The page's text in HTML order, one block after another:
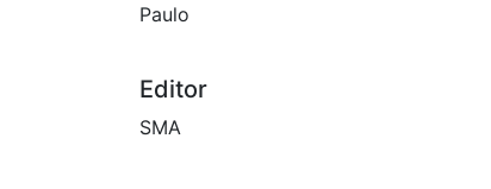
Paulo
Editor
SMA